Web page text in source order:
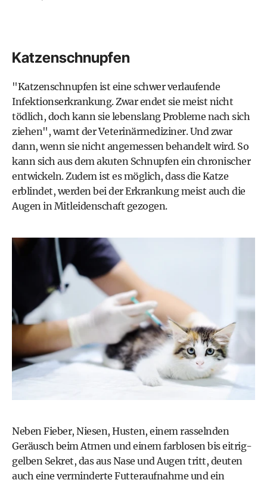
Katzenschnupfen
"Katzenschnupfen ist eine schwer verlaufende
Infektionserkrankung. Zwar endet sie meist nicht
tödlich, doch kann sie lebenslang Probleme nach sich
ziehen", warnt der Veterinärmediziner. Und zwar
dann, wenn sie nicht angemessen behandelt wird. So
kann sich aus dem akuten Schnupfen ein chronischer
entwickeln. Zudem ist es möglich, dass die Katze
erblindet, werden bei der Erkrankung meist auch die
Augen in Mitleidenschaft gezogen.
Neben Fieber, Niesen, Husten, einem rasselnden
Geräusch beim Atmen und einem farblosen bis eitrig-
gelben Sekret, das aus Nase und Augen tritt, deuten
auch eine verminderte Futteraufnahme und ein